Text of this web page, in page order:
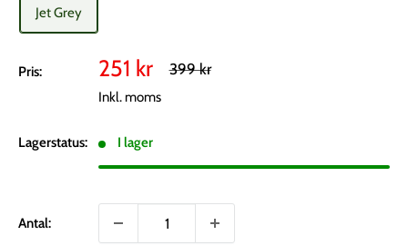
Jet Grey
Pris:
Vårt
pris
251 kr
Rekommenderat
399 kr
Inkl. moms
Lagerstatus: I lager
Antal: